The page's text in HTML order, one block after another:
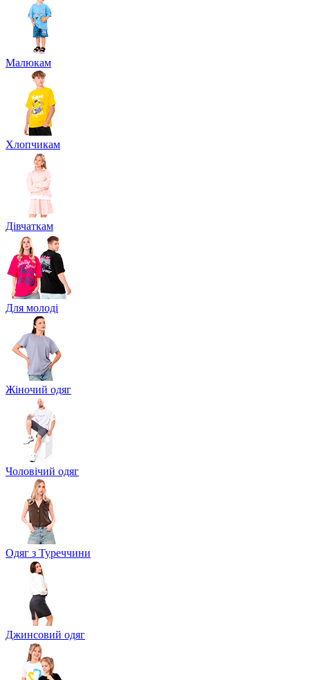
Малюкам
Хлопчикам
Дівчаткам
Для молоді
Жіночий одяг
Чоловічий одяг
Одяг з Туреччини
Джинсовий одяг